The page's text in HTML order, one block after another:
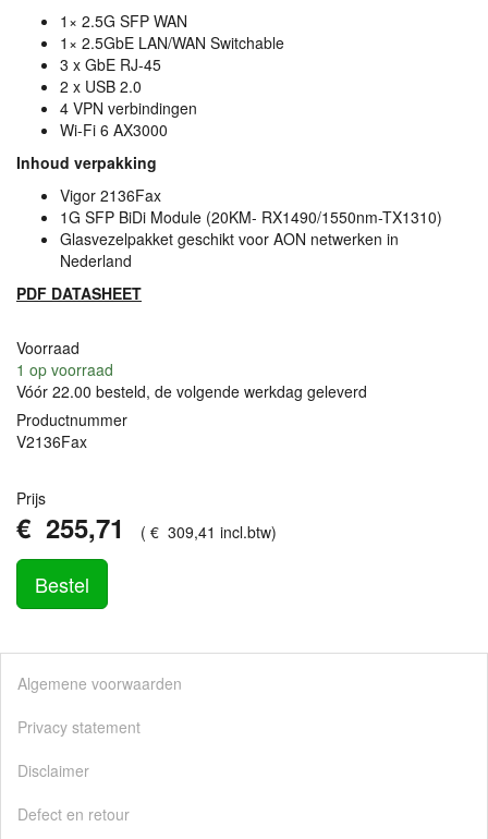
1× 2.5G SFP WAN
1× 2.5GbE LAN/WAN Switchable
3 x GbE RJ-45
2 x USB 2.0
4 VPN verbindingen
Wi-Fi 6 AX3000
Inhoud verpakking
Vigor 2136Fax
1G SFP BiDi Module (20KM- RX1490/1550nm-TX1310)
Glasvezelpakket geschikt voor AON netwerken in
Nederland
PDF DATASHEET
Voorraad
1 op voorraad
Vóór 22.00 besteld, de volgende werkdag geleverd
Productnummer
V2136Fax
Prijs
€ 255,71 ( € 309,41 incl.btw)
Bestel
Algemene voorwaarden
Privacy statement
Disclaimer
Defect en retour